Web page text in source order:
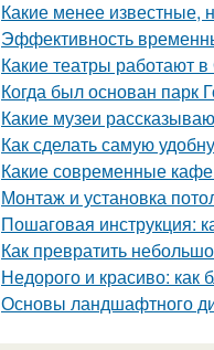
Какие менее известные,
Эффективность
Какие театры работают
Когда был основан парк
Какие музеи
Как сделать самую
Какие современные
Монтаж и установка
Пошаговая инструкция:
Как превратить
Недорого и красиво: как
Основы ландшафтного